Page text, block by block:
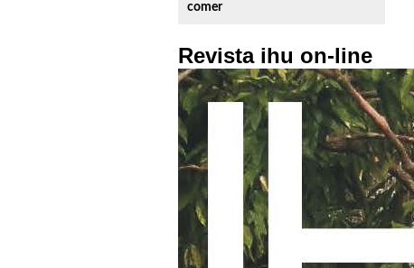
comer
Revista ihu on-line